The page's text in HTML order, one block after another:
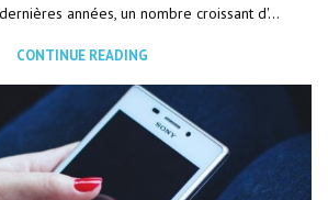
années, un nombre croissant d'...
CONTINUE READING